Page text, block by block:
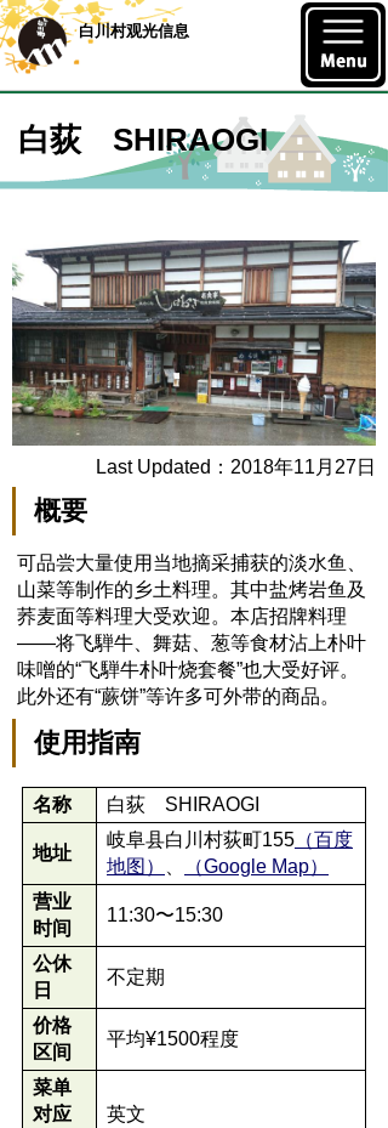
白川村观光信息
白荻 SHIRAOGI
Last Updated：2018年11月27日
概要
可品尝大量使用当地摘采捕获的淡水鱼、
山菜等制作的乡土料理。其中盐烤岩鱼及
荞麦面等料理大受欢迎。本店招牌料理
——将飞騨牛、舞菇、葱等食材沾上朴叶
味噌的“飞騨牛朴叶烧套餐”也大受好评。
此外还有“蕨饼”等许多可外带的商品。
使用指南
名称 白荻 SHIRAOGI
地址
岐阜县白川村荻町155 （百度
地图）
（Google Map）
营业
时间
11:30〜15:30
公休
日
不定期
价格
区间
平均¥1500程度
菜单
对应
英文